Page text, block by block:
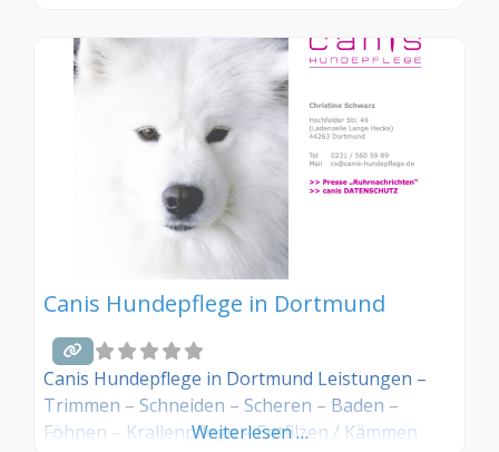
Kunde in diesem Hundesalon, dann teilen Sie uns
Ihre Erfahrungen über die Kommentarfunktion
Canis Hundepflege in Dortmund
Canis Hundepflege in Dortmund Leistungen –
Trimmen – Schneiden – Scheren – Baden –
Föhnen – Krallenpflege – Entfilzen / Kämmen
Weiterlesen …